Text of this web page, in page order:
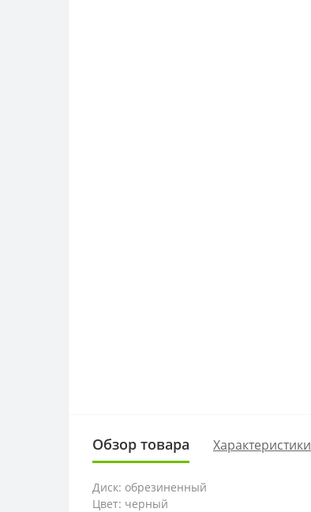
Обзор товара Характеристики
Диск: обрезиненный
Цвет: черный